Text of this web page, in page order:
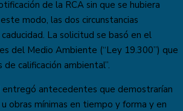
de la RCA sin que se hubiera
modo, las dos circunstancias
La solicitud se basó en el
del Medio Ambiente (“Ley 19.300”) que
calificación ambiental”.
entregó antecedentes que demostrarían
obras mínimas en tiempo y forma y en